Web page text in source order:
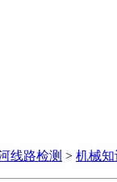
线路检测 > 机械知